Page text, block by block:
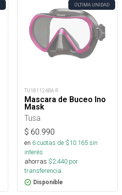
ÚLTIMA UNIDAD
TU181124BA-R
Mascara de Buceo Ino
Mask
Tusa
$ 60.990
en 6cuotas de $10.165sin
interés
ahorras $2.440 por
transferencia.
Disponible